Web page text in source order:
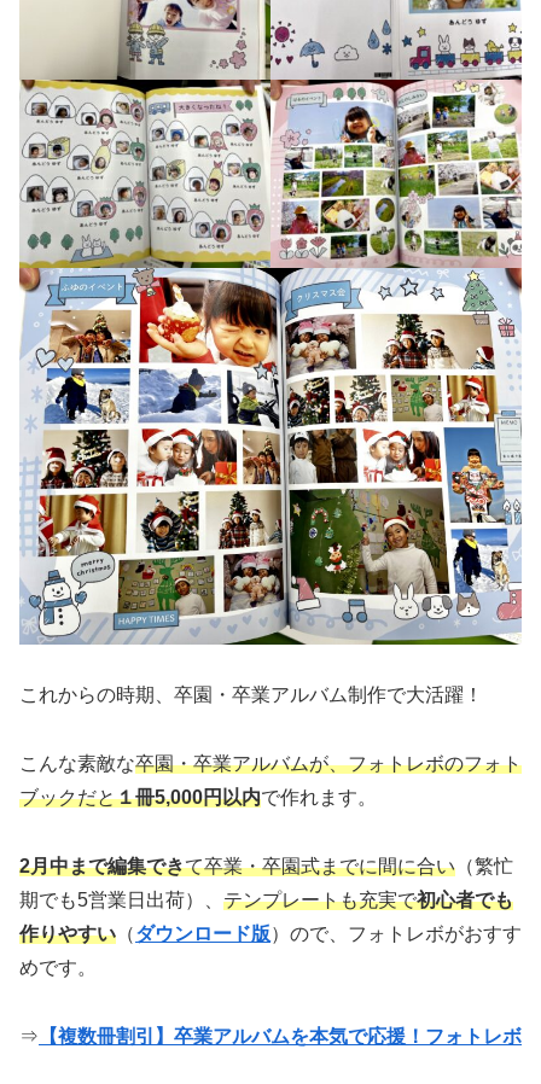
これからの時期、卒園・卒業アルバム制作で大活躍！
こんな素敵な卒園・卒業アルバムが、フォトレボのフォト
ブックだと１冊5,000円以内で作れます。
2月中まで編集できて卒業・卒園式までに間に合い （繁忙
期でも5営業日出荷）、 テンプレートも充実で初心者でも
作りやすい （ダウンロード版）ので、フォトレボがおすす
めです。
⇒ 【複数冊割引】卒業アルバムを本気で応援！フォトレボ